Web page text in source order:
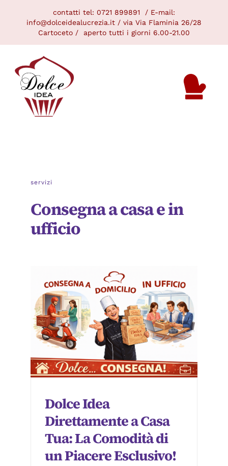
contatti tel: 0721 899891
/ E-mail:
info@dolceidealucrezia.it / via Via Flaminia 26/28
Cartoceto / aperto tutti i giorni 6.00-21.00
servizi
Consegna a casa e in
ufficio
Dolce Idea
Direttamente a Casa
Tua: La Comodità di
un Piacere Esclusivo!